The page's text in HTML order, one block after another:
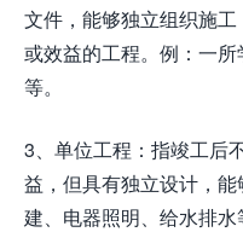
文件，能够独立组织施
或效益的工程。例：一
等。
3、单位工程：指竣工后
益，但具有独立设计，
建、电器照明、给水排水